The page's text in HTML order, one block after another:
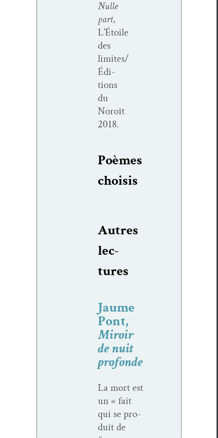
Nulle
part,
L’Étoile
des
limites/
Édi­
tions
du
Noroît
2018.
Poèmes
choi­sis
Autres
lec­
tures
Jaume
Pont,
Miroir
de nuit
profonde
La mort est
un « fait
qui se pro­
duit de